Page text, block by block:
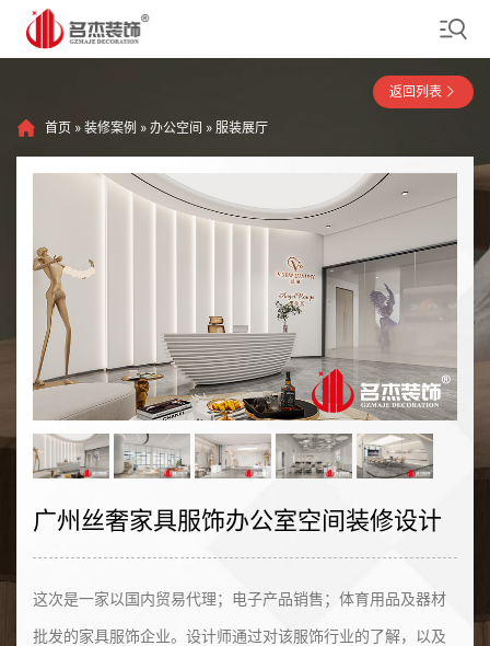
首页 » 装修案例 » 办公空间 » 服装展厅
返回列表
广州丝奢家具服饰办公室空间装修设计
这次是一家以国内贸易代理；电子产品销售；体育用品及器材
批发的家具服饰企业。设计师通过对该服饰行业的了解，以及